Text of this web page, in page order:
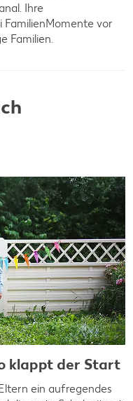
Ihre
FamilienMomente vor
Familien.
klappt der Start
ein aufregendes